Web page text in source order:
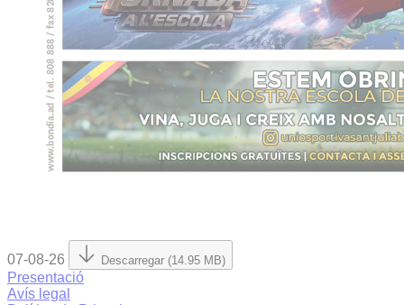
07-08-26 Descarregar (14.95 MB)
Presentació
Avís legal